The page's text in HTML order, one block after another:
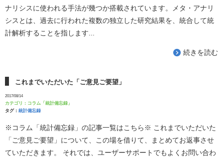
ナリシスに使われる手法が幾つか搭載されています。メタ・アナリ
シスとは、過去に行われた複数の独立した研究結果を、統合して統
計解析することを指します...
続きを読む
これまでいただいた「ご意見ご要望」
2017/08/14
カテゴリ： コラム「統計備忘録」
タグ： 統計備忘録
※コラム「統計備忘録」の記事一覧はこちら※ これまでいただいた
「ご意見ご要望」について、この場を借りて、まとめてお返事させ
ていただきます。 それでは、ユーザーサポートでもよくお問い合わ